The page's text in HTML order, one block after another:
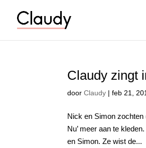
Claudy zingt
doorClaudy |feb 21,
Nick en Simon zochten
Nu’ meer aan te
en Simon. Ze wist de...